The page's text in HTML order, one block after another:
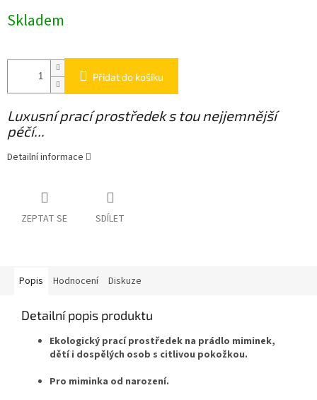
cena:
Skladem
Přidat do košíku
Luxusní prací prostředek s tou nejjemnější
péčí...
Detailní informace
ZEPTAT SE SDÍLET
Popis Hodnocení Diskuze
Detailní popis produktu
Ekologický prací prostředek na prádlo miminek,
dětí i dospělých osob s citlivou pokožkou.
Pro miminka od narození.